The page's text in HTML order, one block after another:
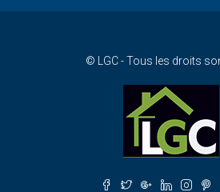
© LGC - Tous les droits